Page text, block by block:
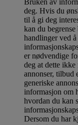
deg. Hvis du
til å gi deg
kan du
handlinger ved
er nødvendige
deg at dette
annonser, tilbud
generiske
informasjon om
hvordan du kan
Dersom du har